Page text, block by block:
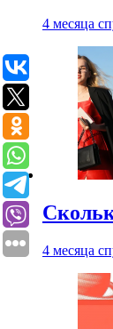
4 месяца
4 месяца